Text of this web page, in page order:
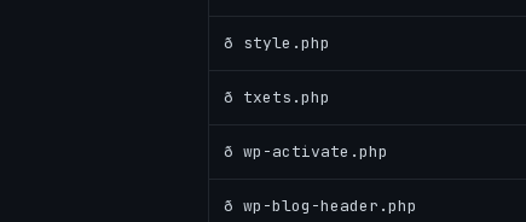
ð style.php
ð txets.php
ð wp-activate.php
ð wp-blog-header.php